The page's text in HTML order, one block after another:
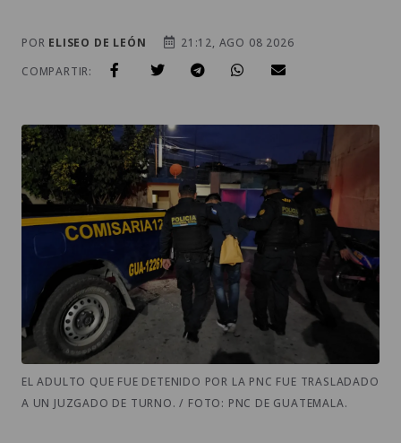
POR ELISEO DE LEÓN
21:12, AGO 08 2026
COMPARTIR:
EL ADULTO QUE FUE DETENIDO POR LA PNC FUE TRASLADADO
A UN JUZGADO DE TURNO. / FOTO: PNC DE GUATEMALA.